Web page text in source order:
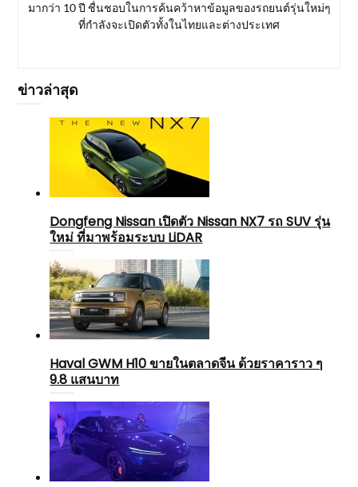
มากว่า 10 ปี ชื่นชอบในการค้นคว้าหาข้อมูลของรถยนต์รุ่นใหม่ๆ
ที่กำลังจะเปิดตัวทั้งในไทยและต่างประเทศ
ข่าวล่าสุด
Dongfeng Nissan เปิดตัว Nissan NX7 รถ SUV รุ่น
ใหม่ ที่มาพร้อมระบบ LiDAR
Haval GWM H10 ขายในตลาดจีน ด้วยราคาราว ๆ
9.8 แสนบาท